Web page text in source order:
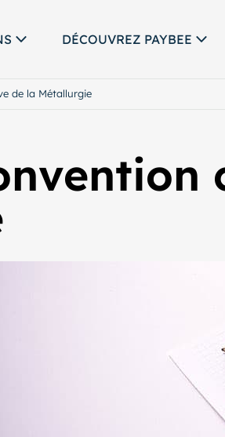
DÉCOUVREZ PAYBEE
de la Métallurgie